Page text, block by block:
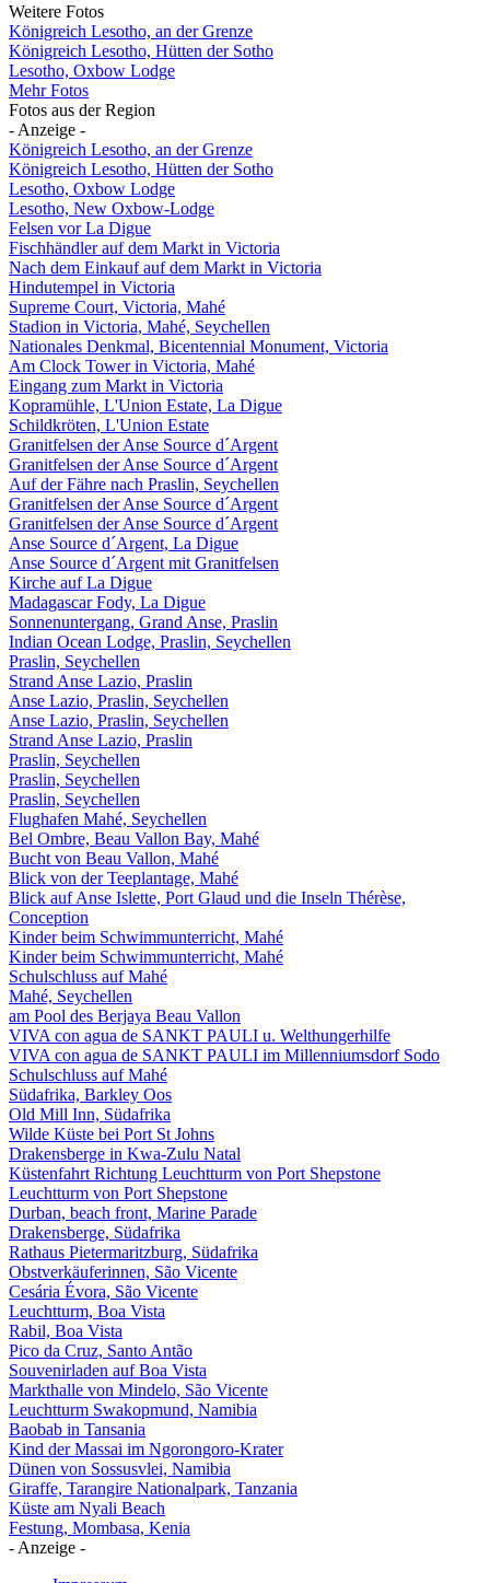
Weitere Fotos
Königreich Lesotho, an der Grenze
Königreich Lesotho, Hütten der Sotho
Lesotho, Oxbow Lodge
Mehr Fotos
Fotos aus der Region
- Anzeige -
Königreich Lesotho, an der Grenze
Königreich Lesotho, Hütten der Sotho
Lesotho, Oxbow Lodge
Lesotho, New Oxbow-Lodge
Felsen vor La Digue
Fischhändler auf dem Markt in Victoria
Nach dem Einkauf auf dem Markt in Victoria
Hindutempel in Victoria
Supreme Court, Victoria, Mahé
Stadion in Victoria, Mahé, Seychellen
Nationales Denkmal, Bicentennial Monument, Victoria
Am Clock Tower in Victoria, Mahé
Eingang zum Markt in Victoria
Kopramühle, L'Union Estate, La Digue
Schildkröten, L'Union Estate
Granitfelsen der Anse Source d´Argent
Granitfelsen der Anse Source d´Argent
Auf der Fähre nach Praslin, Seychellen
Granitfelsen der Anse Source d´Argent
Granitfelsen der Anse Source d´Argent
Anse Source d´Argent, La Digue
Anse Source d´Argent mit Granitfelsen
Kirche auf La Digue
Madagascar Fody, La Digue
Sonnenuntergang, Grand Anse, Praslin
Indian Ocean Lodge, Praslin, Seychellen
Praslin, Seychellen
Strand Anse Lazio, Praslin
Anse Lazio, Praslin, Seychellen
Anse Lazio, Praslin, Seychellen
Strand Anse Lazio, Praslin
Praslin, Seychellen
Praslin, Seychellen
Praslin, Seychellen
Flughafen Mahé, Seychellen
Bel Ombre, Beau Vallon Bay, Mahé
Bucht von Beau Vallon, Mahé
Blick von der Teeplantage, Mahé
Blick auf Anse Islette, Port Glaud und die Inseln Thérèse,
Conception
Kinder beim Schwimmunterricht, Mahé
Kinder beim Schwimmunterricht, Mahé
Schulschluss auf Mahé
Mahé, Seychellen
am Pool des Berjaya Beau Vallon
VIVA con agua de SANKT PAULI u. Welthungerhilfe
VIVA con agua de SANKT PAULI im Millenniumsdorf Sodo
Schulschluss auf Mahé
Südafrika, Barkley Oos
Old Mill Inn, Südafrika
Wilde Küste bei Port St Johns
Drakensberge in Kwa-Zulu Natal
Küstenfahrt Richtung Leuchtturm von Port Shepstone
Leuchtturm von Port Shepstone
Durban, beach front, Marine Parade
Drakensberge, Südafrika
Rathaus Pietermaritzburg, Südafrika
Obstverkäuferinnen, São Vicente
Cesária Évora, São Vicente
Leuchtturm, Boa Vista
Rabil, Boa Vista
Pico da Cruz, Santo Antão
Souvenirladen auf Boa Vista
Markthalle von Mindelo, São Vicente
Leuchtturm Swakopmund, Namibia
Baobab in Tansania
Kind der Massai im Ngorongoro-Krater
Dünen von Sossusvlei, Namibia
Giraffe, Tarangire Nationalpark, Tanzania
Küste am Nyali Beach
Festung, Mombasa, Kenia
- Anzeige -